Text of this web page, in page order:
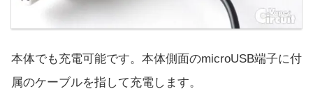
本体でも充電可能です。本体側面のmicroUSB端子に付
属のケーブルを指して充電します。